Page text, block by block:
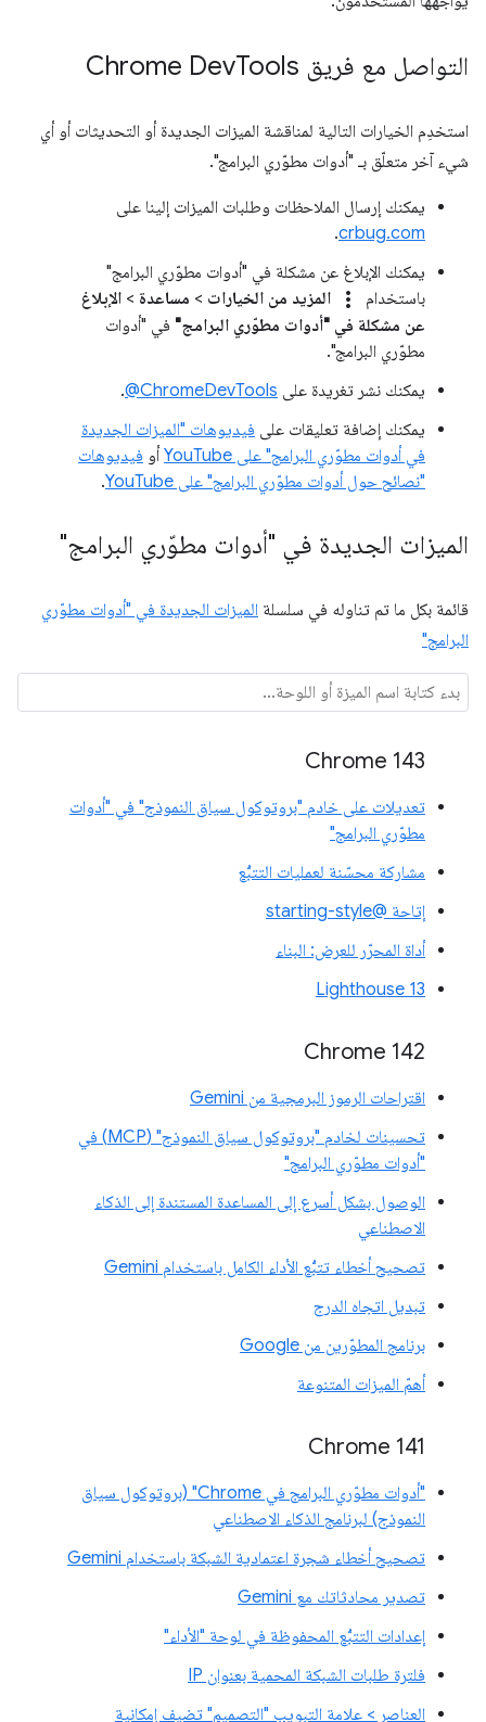
التواصل مع فريق Chrome Dev Tools
استخدِم الخيارات التالية لمناقشة الميزات الجديدة أو التحديثات أو أي
شيء آخر متعلّق بـ "أدوات مطوّري البرامج".
يمكنك إرسال الملاحظات وطلبات الميزات إلينا على
crbug.com
.
يمكنك الإبلاغ عن مشكلة في "أدوات مطوّري البرامج"
باستخدام
more_vert المزيد من الخيارات > مساعدة > الإبلاغ
عن مشكلة في "أدوات مطوّري البرامج" في "أدوات
مطوّري البرامج".
يمكنك نشر تغريدة على ‎@ChromeDevTools
.
يمكنك إضافة تعليقات على فيديوهات "الميزات الجديدة
في أدوات مطوّري البرامج" على YouTube
أو فيديوهات
"نصائح حول أدوات مطوّري البرامج" على YouTube
.
الميزات الجديدة في "أدوات مطوّري البرامج"
قائمة بكل ما تم تناوله في سلسلة الميزات الجديدة في "أدوات مطوّري
البرامج"
Chrome 143
تعديلات على خادم "بروتوكول سياق النموذج" في "أدوات
مطوّري البرامج"
مشاركة محسّنة لعمليات التتبُّع
إتاحة @starting-style
أداة المحرّر للعرض: البناء
Lighthouse 13
Chrome 142
اقتراحات الرموز البرمجية من Gemini
تحسينات لخادم "بروتوكول سياق النموذج" (MCP) في
"أدوات مطوّري البرامج"
الوصول بشكل أسرع إلى المساعدة المستندة إلى الذكاء
الاصطناعي
تصحيح أخطاء تتبُّع الأداء الكامل باستخدام Gemini
تبديل اتجاه الدرج
برنامج المطوّرين من Google
أهمّ الميزات المتنوعة
‫Chrome 141
"أدوات مطوّري البرامج في Chrome" (بروتوكول سياق
النموذج) لبرنامج الذكاء الاصطناعي
تصحيح أخطاء شجرة اعتمادية الشبكة باستخدام Gemini
تصدير محادثاتك مع Gemini
إعدادات التتبُّع المحفوظة في لوحة "الأداء"
فلترة طلبات الشبكة المحمية بعنوان IP
العناصر > علامة التبويب "التصميم" تضيف إمكانية